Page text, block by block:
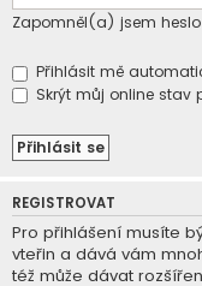
Zapomněl(a) jsem heslo
Přihlásit mě
Skrýt můj online stav
REGISTROVAT
Pro přihlášení musíte
vteřin a dává vám
též může dávat